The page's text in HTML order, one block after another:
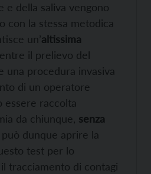
e della saliva vengono
con la stessa metodica
un’altissima
il prelievo del
una procedura invasiva
di un operatore
essere raccolta
da chiunque, senza
può dunque aprire la
test per lo
tracciamento di contagi